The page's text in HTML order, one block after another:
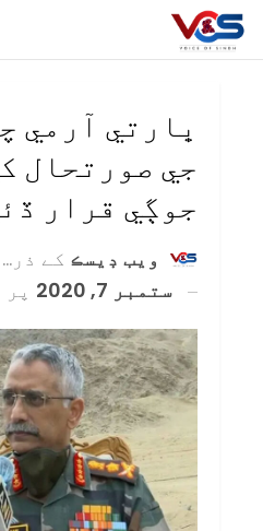
ڀارتي آرمي
جي صورتحال
جوڳي قرار
ويب ڊيسڪ کے ذریعہ
ستمبر 7, 2020
پر